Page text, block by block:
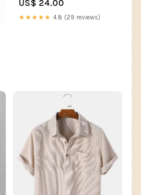
US$ 24.00
★★★★★ 4.8 (29 reviews)